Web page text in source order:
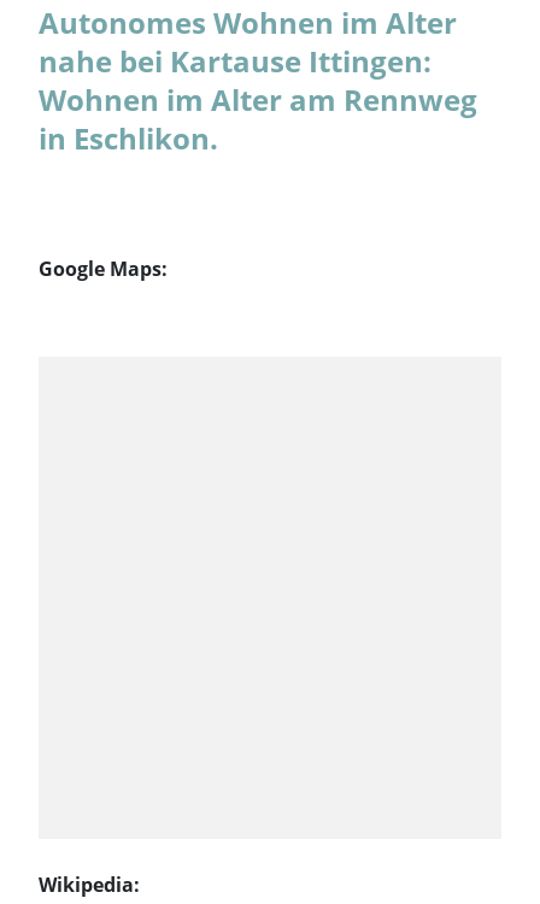
Autonomes Wohnen im Alter
nahe bei Kartause Ittingen:
Wohnen im Alter am Rennweg
in Eschlikon.
Google Maps:
Wikipedia: